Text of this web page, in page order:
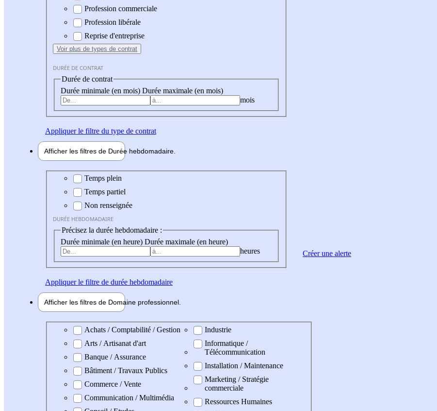
Profession commerciale
Profession libérale
Reprise d'entreprise
Voir plus de types de contrat
DURÉE DE CONTRAT
Durée de contrat
Durée minimale (en mois) Durée maximale (en mois)
mois
Appliquerle filtre du type de contrat
Afficher les filtres de Durée hebdomadaire
Durée hebdomadaire
Temps plein
Temps partiel
Non renseignée
DURÉE HEBDOMADAIRE
Précisez la durée hebdomadaire :
Durée minimale (en heure) Durée maximale (en heure)
heures
Appliquerle filtre de durée hebdomadaire
Afficher les filtres de Domaine professionnel
Domaine professionel
Achats / Comptabilité / Gestion
Arts / Artisanat d'art
Banque / Assurance
Bâtiment / Travaux Publics
Commerce / Vente
Communication / Multimédia
Industrie
Informatique /
Télécommunication
Installation / Maintenance
Marketing / Stratégie
commerciale
Ressources Humaines
Créer une alerte